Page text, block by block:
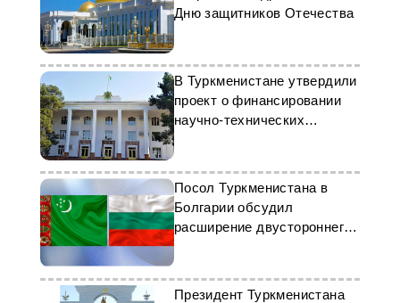
Дню защитников Отечества
В Туркменистане утвердили
проект о финансировании
научно-технических
программ
Посол Туркменистана в
Болгарии обсудил
расширение двустороннего
сотрудничества
Президент Туркменистана